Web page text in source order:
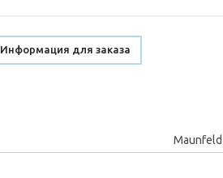
Информация для заказа
Maunfeld